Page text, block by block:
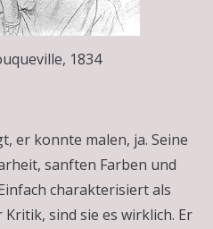
1834
er konnte malen, ja. Seine
sanften Farben und
charakterisiert als
sind sie es wirklich. Er